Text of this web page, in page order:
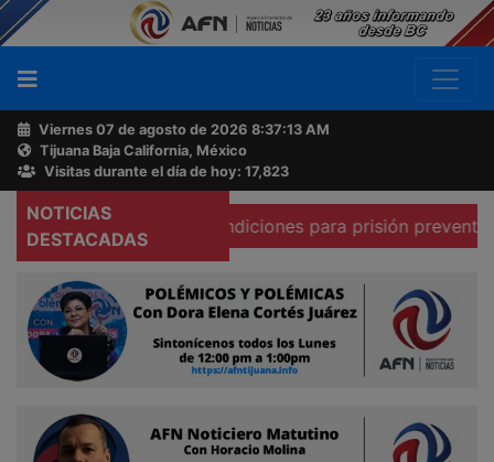
Viernes 07 de agosto de 2026 8:37:14 AM
Tijuana Baja California, México
Visitas durante el día de hoy: 17,823
NOTICIAS
DESTACADAS
que existen condiciones para prisión preventiva
Buscador
Acerca
de
AFN
Ventas
Contacto